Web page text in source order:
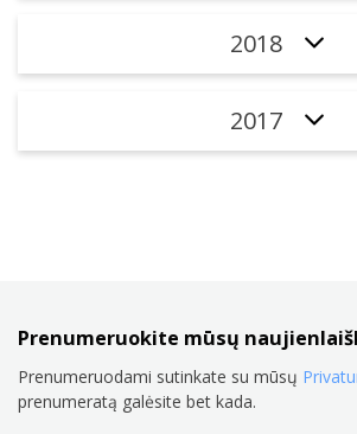
2018
2017
Prenumeruokite mūsų
Prenumeruodami sutinkate su mūsų
prenumeratą galėsite bet kada.